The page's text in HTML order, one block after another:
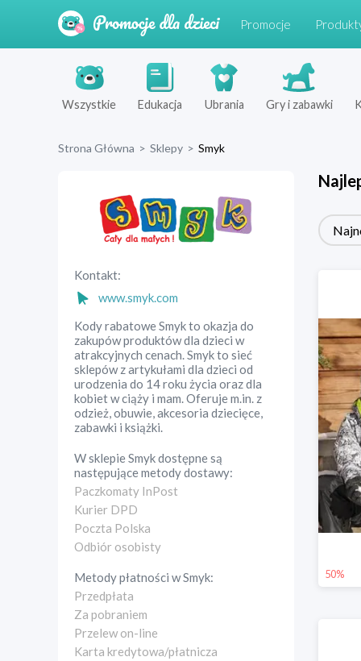
Promocje
Wszystkie Edukacja Ubrania Gry i zabawki
Strona Główna > Sklepy > Smyk
Kontakt:
www.smyk.com
Kody rabatowe Smyk to okazja do
zakupów produktów dla dzieci w
atrakcyjnych cenach. Smyk to sieć
sklepów z artykułami dla dzieci od
urodzenia do 14 roku życia oraz dla
kobiet w ciąży i mam. Oferuje m.in. z
odzież, obuwie, akcesoria dziecięce,
zabawki i książki.
W sklepieSmykdostępne są
następujące metody dostawy:
Paczkomaty InPost
Kurier DPD
Poczta Polska
Odbiór osobisty
Metody płatności wSmyk:
Przedpłata
Za pobraniem
Przelew on-line
Karta kredytowa/płatnicza
50%